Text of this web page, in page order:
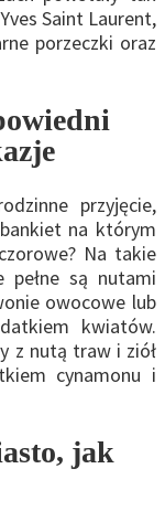
Saint Laurent,
porzeczki oraz
przyjęcie,
na którym
Na takie
pełne są nutami
owocowe lub
kwiatów.
z nutą traw i ziół
cynamonu i
jak